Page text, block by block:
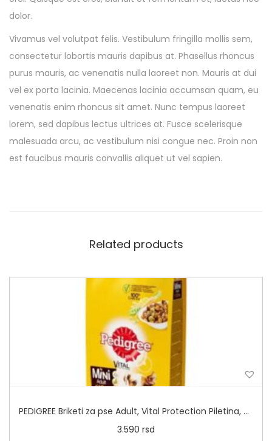
dolor.
Vivamus vel volutpat felis. Vestibulum fringilla mollis sem,
consectetur lobortis mauris dapibus at. Phasellus rhoncus
purus mauris, ac venenatis nulla laoreet non. Mauris at dui
vel ex porta lacinia. Maecenas lacinia accumsan quam, eu
venenatis enim rhoncus sit amet. Nunc tempus laoreet
lorem, sed dapibus lectus ultrices at. Fusce scelerisque
malesuada arcu, ac vestibulum nisi congue nec. Proin non
est faucibus mauris convallis aliquet ut vel sapien.
Related products
PEDIGREE Briketi za pse Adult, Vital Protection Piletina, Pirinač i Povrće
3.590 rsd